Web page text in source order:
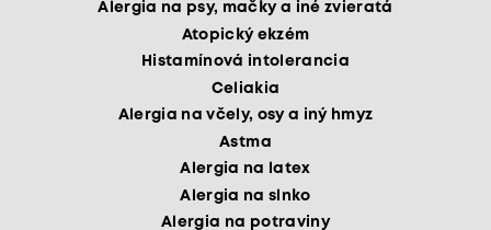
Alergia na psy, mačky a iné zvieratá
Atopický ekzém
Histamínová intolerancia
Celiakia
Alergia na včely, osy a iný hmyz
Astma
Alergia na latex
Alergia na slnko
Alergia na potraviny